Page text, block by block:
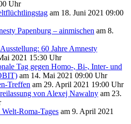
Uhr
am 18. Juni 2021 09:00
Papenburg – ainmischen am 8.
60 Jahre Amnesty
2021 15:30 Uhr
Tag gegen Homo-, Bi-, Inter- und
am 14. Mai 2021 09:00 Uhr
Treffen am 29. April 2021 19:00 Uhr
von Alexej Nawalny am 23.
Roma-Tages am 9. April 2021